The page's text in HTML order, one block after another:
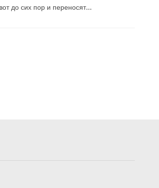
до сих пор и переносят...